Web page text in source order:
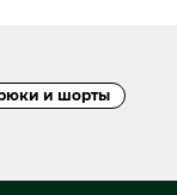
и шорты